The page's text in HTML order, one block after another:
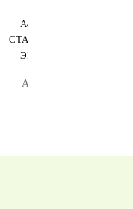
А4 3 187-2 РАБОЧАЯ
СТАНЦИЯ СО СТОЛАМИ
ЭРГОНОМИЧНЫМИ
Артикул: